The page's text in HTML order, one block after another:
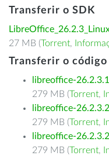
Transferir o SDK
27 MB (Torrent,
Transferir o
libreoffice-
279 MB (Torrent,
libreoffice-
279 MB (Torrent,
libreoffice-
279 MB (Torrent,